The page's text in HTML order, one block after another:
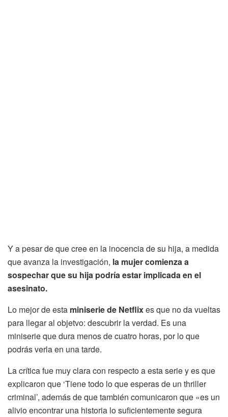
Y a pesar de que cree en la inocencia de su hija, a medida
que avanza la investigación, la mujer comienza a
sospechar que su hija podría estar implicada en el
asesinato.
Lo mejor de esta miniserie de Netflixes que no da vueltas
para llegar al objetvo: descubrir la verdad. Es una
miniserie que dura menos de cuatro horas, por lo que
podrás verla en una tarde.
La crítica fue muy clara con respecto a esta serie y es que
explicaron que ‘Tiene todo lo que esperas de un thriller
criminal’, además de que también comunicaron que «es un
alivio encontrar una historia lo suficientemente segura